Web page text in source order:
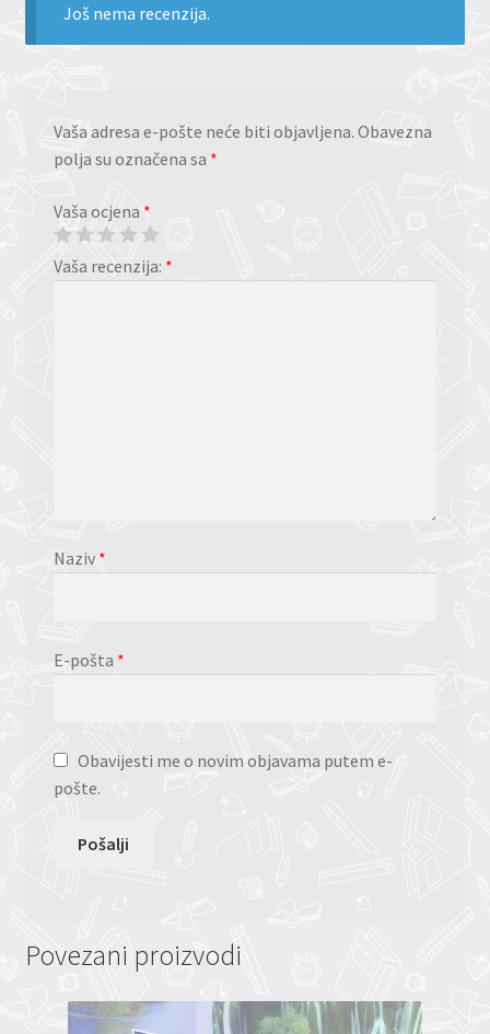
Još nema recenzija.
Vaša adresa e-pošte neće biti objavljena. Obavezna
polja su označena sa *
Vaša ocjena *
Vaša recenzija: *
Naziv *
E-pošta *
Obavijesti me o novim objavama putem e-
pošte.
Povezani proizvodi